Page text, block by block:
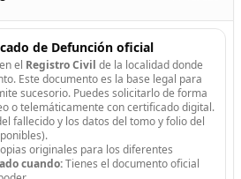
de Defunción oficial
el Registro Civil de la localidad donde
Este documento es la base legal para
sucesorio. Puedes solicitarlo de forma
o telemáticamente con certificado digital.
fallecido y los datos del tomo y folio del
originales para los diferentes
cuando:Tienes el documento oficial